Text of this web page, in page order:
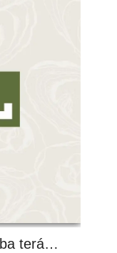
terá…